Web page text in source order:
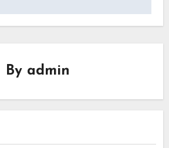
By admin